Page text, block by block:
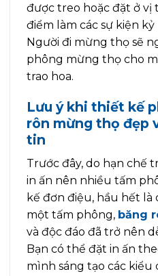
được treo hoặc đặt ở vị
điểm làm các sự kiện
Người đi mừng thọ sẽ
phông mừng thọ cho
trao hoa.
Lưu ý khi thiết kế
rôn mừng thọ đẹp
tin
Trước đây, do hạn chế
in ấn nên nhiều tấm
kế đơn điệu, hầu hết là
một tấm phông, băng
và độc đáo đã trở nên
Bạn có thể đặt in ấn
mình sáng tạo các